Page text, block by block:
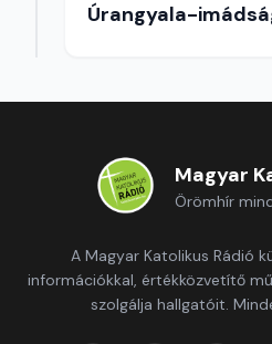
Úrangyala-
Magyar
Örömhír
A Magyar Katolikus Rádió
információkkal, értékközvetítő
szolgálja hallgatóit.